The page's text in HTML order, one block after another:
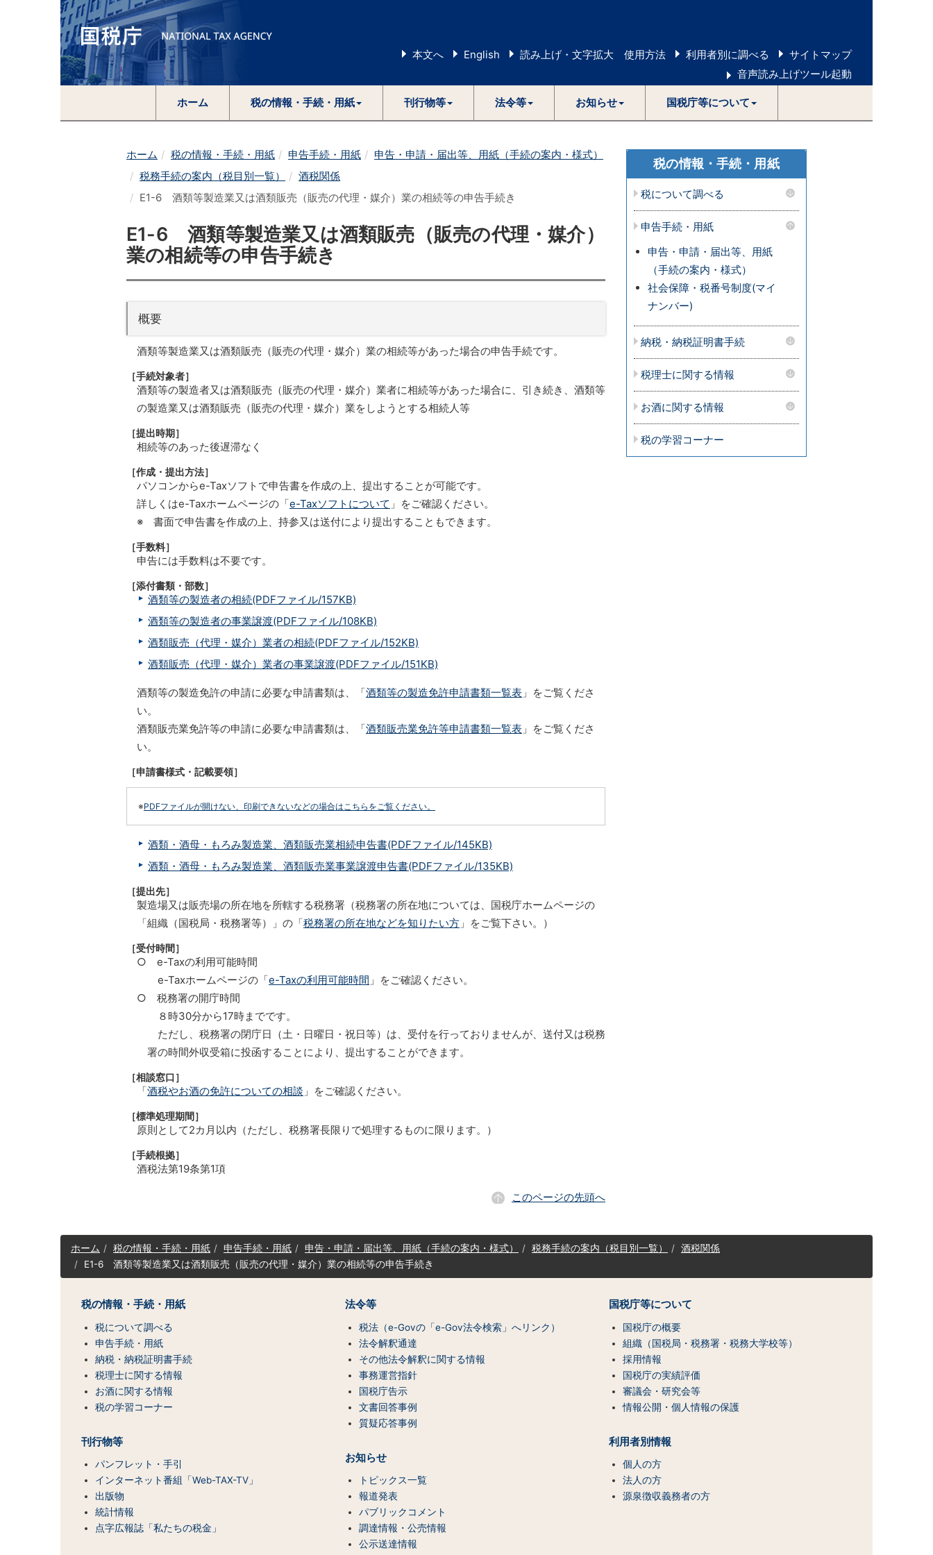
本文へ English 読み上げ・文字拡大 使用方法 利用者別に調べる
サイトマップ
音声読み上げツール起動
ホーム 税の情報・手続・用紙 刊行物等 法令等 お知らせ 国税庁等について
ホーム 税の情報・手続・用紙 申告手続・用紙
申告・申請・届出等、用紙（手続の案内・様式）
税務手続の案内（税目別一覧）
酒税関係
E1-6 酒類等製造業又は酒類販売（販売の代理・媒介）業の相続等の申告手続き
E1-6 酒類等製造業又は酒類販売（販売の代理・媒介）
業の相続等の申告手続き
概要
酒類等製造業又は酒類販売（販売の代理・媒介）業の相続等があった場合の申告手続です。
［手続対象者］
酒類等の製造者又は酒類販売（販売の代理・媒介）業者に相続等があった場合に、引き続き、酒類等
の製造業又は酒類販売（販売の代理・媒介）業をしようとする相続人等
［提出時期］
相続等のあった後遅滞なく
［作成・提出方法］
パソコンからe-Taxソフトで申告書を作成の上、提出することが可能です。
詳しくはe-Taxホームページの「e-Taxソフトについて 」をご確認ください。
※ 書面で申告書を作成の上、持参又は送付により提出することもできます。
［手数料］
申告には手数料は不要です。
［添付書類・部数］
酒類等の製造者の相続(PDFファイル/157KB)
酒類等の製造者の事業譲渡(PDFファイル/108KB)
酒類販売（代理・媒介）業者の相続(PDFファイル/152KB)
酒類販売（代理・媒介）業者の事業譲渡(PDFファイル/151KB)
酒類等の製造免許の申請に必要な申請書類は、「酒類等の製造免許申請書類一覧表 」をご覧くださ
い。
酒類販売業免許等の申請に必要な申請書類は、「酒類販売業免許等申請書類一覧表 」をご覧くださ
い。
［申請書様式・記載要領］
※PDFファイルが開けない、印刷できないなどの場合はこちらをご覧ください。
酒類・酒母・もろみ製造業、酒類販売業相続申告書(PDFファイル/145KB)
酒類・酒母・もろみ製造業、酒類販売業事業譲渡申告書(PDFファイル/135KB)
［提出先］
製造場又は販売場の所在地を所轄する税務署（税務署の所在地については、国税庁ホームページの
「組織（国税局・税務署等）」の「税務署の所在地などを知りたい方 」をご覧下さい。）
［受付時間］
○ e-Taxの利用可能時間
e-Taxホームページの「e-Taxの利用可能時間 」をご確認ください。
○ 税務署の開庁時間
８時30分から17時までです。
ただし、税務署の閉庁日（土・日曜日・祝日等）は、受付を行っておりませんが、送付又は税務
署の時間外収受箱に投函することにより、提出することができます。
［相談窓口］
「酒税やお酒の免許についての相談 」をご確認ください。
［標準処理期間］
原則として2カ月以内（ただし、税務署長限りで処理するものに限ります。）
［手続根拠］
酒税法第19条第1項
このページの先頭へ
税の情報・手続・用紙
税について調べる
申告手続・用紙
申告・申請・届出等、用紙
（手続の案内・様式）
社会保障・税番号制度(マイ
ナンバー)
納税・納税証明書手続
税理士に関する情報
お酒に関する情報
税の学習コーナー
サ
イ
（コ
ホーム 税の情報・手続・用紙 申告手続・用紙 申告・申請・届出等、用紙（手続の案内・様式） 税務手続の案内（税目別一覧）
酒税関係
E1-6 酒類等製造業又は酒類販売（販売の代理・媒介）業の相続等の申告手続き
税の情報・手続・用紙
税について調べる
申告手続・用紙
納税・納税証明書手続
税理士に関する情報
お酒に関する情報
税の学習コーナー
刊行物等
パンフレット・手引
インターネット番組「Web-TAX-TV」
出版物
統計情報
点字広報誌「私たちの税金」
法令等
税法（e-Govの「e-Gov法令検索」へリンク）
法令解釈通達
その他法令解釈に関する情報
事務運営指針
国税庁告示
文書回答事例
質疑応答事例
お知らせ
トピックス一覧
報道発表
パブリックコメント
調達情報・公売情報
公示送達情報
国税庁等について
国税庁の概要
組織（国税局・税務署・税務大学校等）
採用情報
国税庁の実績評価
審議会・研究会等
情報公開・個人情報の保護
利用者別情報
個人の方
法人の方
源泉徴収義務者の方